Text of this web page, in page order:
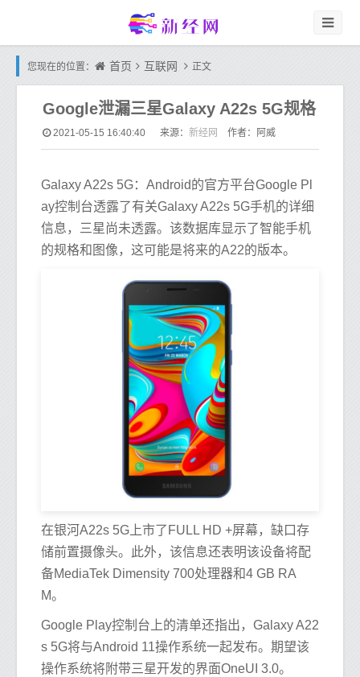
您现在的位置： 首页 互联网 正文
Google泄漏三星Galaxy A22s 5G规格
2021-05-15 16:40:40 来源： 新经网 作者：阿威
Galaxy A22s 5G：Android的官方平台Google Pl
ay控制台透露了有关Galaxy A22s 5G手机的详细
信息，三星尚未透露。该数据库显示了智能手机
的规格和图像，这可能是将来的A22的版本。
在银河A22s 5G上市了FULL HD +屏幕，缺口存
储前置摄像头。此外，该信息还表明该设备将配
备MediaTek Dimensity 700处理器和4 GB RA
M。
Google Play控制台上的清单还指出，Galaxy A22
s 5G将与Android 11操作系统一起发布。期望该
操作系统将附带三星开发的界面OneUI 3.0。